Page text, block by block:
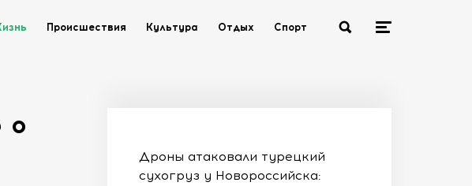
Происшествия Культура Отдых Спорт
о
Дроны атаковали турецкий
сухогруз у Новороссийска: